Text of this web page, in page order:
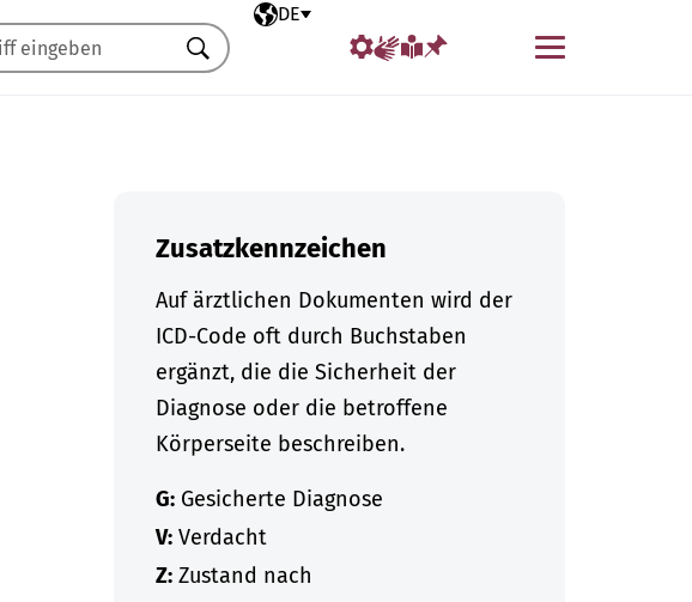
Ausgewählte Sprache
DE
Menü
Suchen
Zusatzkennzeichen
Auf ärztlichen Dokumenten wird der
ICD-Code oft durch Buchstaben
ergänzt, die die Sicherheit der
Diagnose oder die betroffene
Körperseite beschreiben.
G:Gesicherte Diagnose
V:Verdacht
Z:Zustand nach